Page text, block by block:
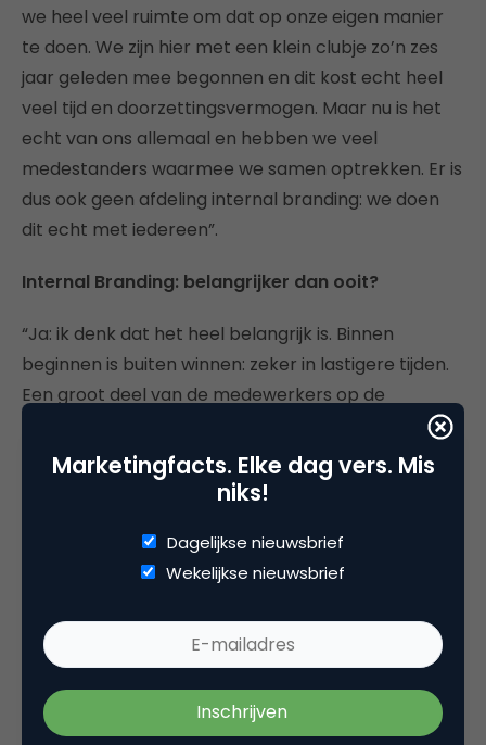
we heel veel ruimte om dat op onze eigen manier
te doen. We zijn hier met een klein clubje zo’n zes
jaar geleden mee begonnen en dit kost echt heel
veel tijd en doorzettingsvermogen. Maar nu is het
echt van ons allemaal en hebben we veel
medestanders waarmee we samen optrekken. Er is
dus ook geen afdeling internal branding: we doen
dit echt met iedereen”.
Internal Branding: belangrijker dan ooit?
“Ja: ik denk dat het heel belangrijk is. Binnen
beginnen is buiten winnen: zeker in lastigere tijden.
Een groot deel van de medewerkers op de
Mensen hebben een andere relatie met bedrijven
en we zien meer en meer tijdelijke krachten. Je wilt
We moeten iedereen daarom ook meenemen in
deze reis. We willen dat nieuwe of tijdelijke mensen
en onze overtuigingen. Dat doen we door veel
aandacht te besteden aan de cultuur en aan het
creëren van communities waarin we samen kijken
hoe het beter kan. We gaan hier ook de komende
Marketingfacts. Elke dag vers. Mis
niks!
Dagelijkse nieuwsbrief
Wekelijkse nieuwsbrief